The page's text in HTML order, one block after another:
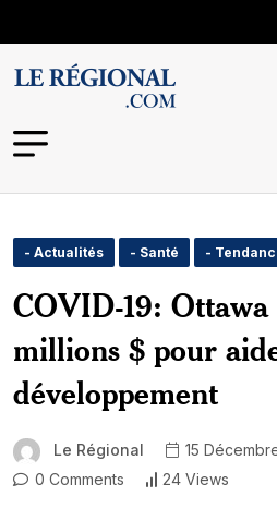
- Actualités - Santé -
COVID-19: Ottawa
millions $ pour
développement
Le Régional
15
0 Comments
24 Views